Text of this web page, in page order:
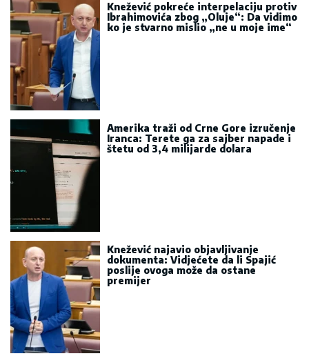
Knežević pokreće interpelaciju protiv
Ibrahimovića zbog „Oluje“: Da vidimo
ko je stvarno mislio „ne u moje ime“
Amerika traži od Crne Gore izručenje
Iranca: Terete ga za sajber napade i
štetu od 3,4 milijarde dolara
Knežević najavio objavljivanje
dokumenta: Vidjećete da li Spajić
poslije ovoga može da ostane
premijer